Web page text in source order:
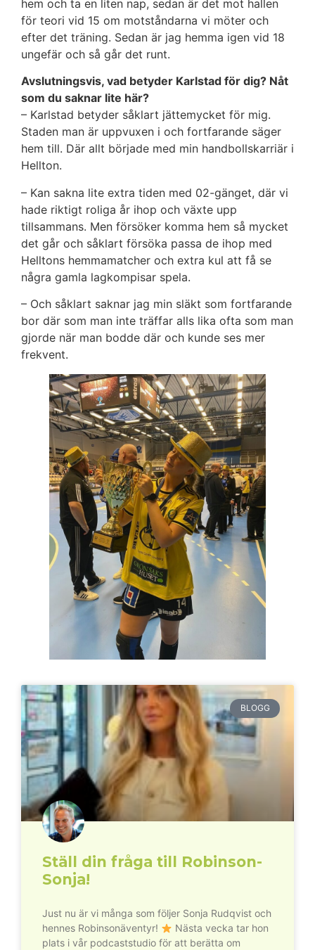
hem och ta en liten nap, sedan är det mot hallen
för teori vid 15 om motståndarna vi möter och
efter det träning. Sedan är jag hemma igen vid 18
ungefär och så går det runt.
Avslutningsvis, vad betyder Karlstad för dig? Nåt
som du saknar lite här?
– Karlstad betyder såklart jättemycket för mig.
Staden man är uppvuxen i och fortfarande säger
hem till. Där allt började med min handbollskarriär i
Hellton.
– Kan sakna lite extra tiden med 02-gänget, där vi
hade riktigt roliga år ihop och växte upp
tillsammans. Men försöker komma hem så mycket
det går och såklart försöka passa de ihop med
Helltons hemmamatcher och extra kul att få se
några gamla lagkompisar spela.
– Och såklart saknar jag min släkt som fortfarande
bor där som man inte träffar alls lika ofta som man
gjorde när man bodde där och kunde ses mer
frekvent.
BLOGG
Ställ din fråga till Robinson-
Sonja!
Just nu är vi många som följer Sonja Rudqvist och
hennes Robinsonäventyr!
Nästa vecka tar hon
plats i vår podcaststudio för att berätta om